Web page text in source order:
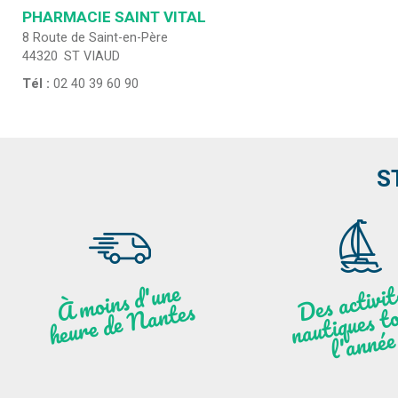
PHARMACIE SAINT VITAL
8 Route de Saint-en-Père
44320 ST VIAUD
Tél : 02 40 39 60 90
À
moi
ns
d'u
ne
heu
re
de
N
a
ntes quesnée